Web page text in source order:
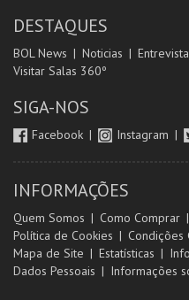
DESTAQUES
BOL News Noticias
Visitar Salas 360º
SIGA-NOS
Facebook Instagram
INFORMAÇÕES
Quem Somos Como Comprar
Política de Cookies
Condições
Mapa de Site
Estatísticas
Dados Pessoais
Informações